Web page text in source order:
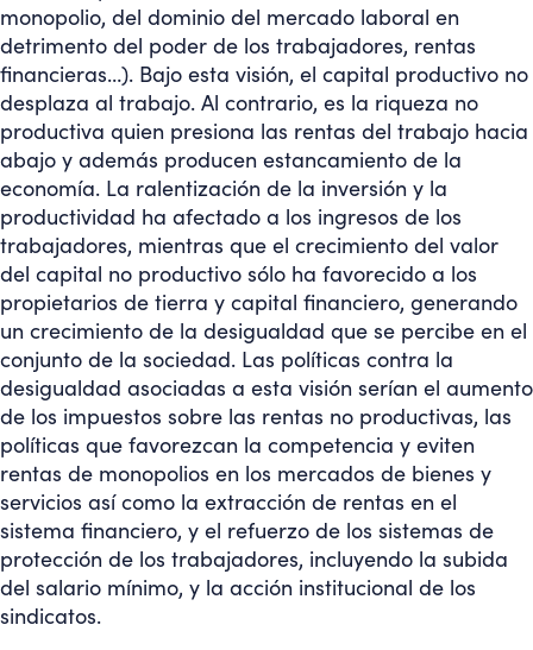
monopolio, del dominio del mercado laboral en
detrimento del poder de los trabajadores, rentas
financieras…). Bajo esta visión, el capital productivo no
desplaza al trabajo. Al contrario, es la riqueza no
productiva quien presiona las rentas del trabajo hacia
abajo y además producen estancamiento de la
economía. La ralentización de la inversión y la
productividad ha afectado a los ingresos de los
trabajadores, mientras que el crecimiento del valor
del capital no productivo sólo ha favorecido a los
propietarios de tierra y capital financiero, generando
un crecimiento de la desigualdad que se percibe en el
conjunto de la sociedad. Las políticas contra la
desigualdad asociadas a esta visión serían el aumento
de los impuestos sobre las rentas no productivas, las
políticas que favorezcan la competencia y eviten
rentas de monopolios en los mercados de bienes y
servicios así como la extracción de rentas en el
sistema financiero, y el refuerzo de los sistemas de
protección de los trabajadores, incluyendo la subida
del salario mínimo, y la acción institucional de los
sindicatos.